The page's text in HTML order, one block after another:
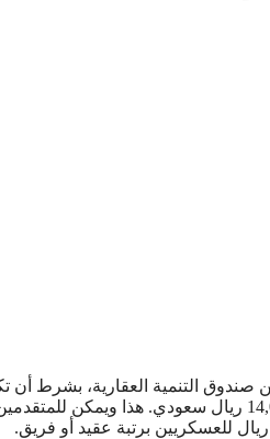
التنمية العقارية، بشرط أن